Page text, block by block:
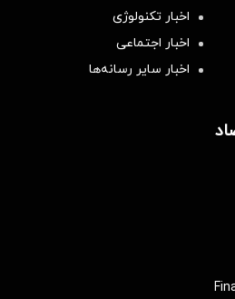
اخبار تکنولوژی
اخبار اجتماعی
اخبار سایر رسانه‌‌ها